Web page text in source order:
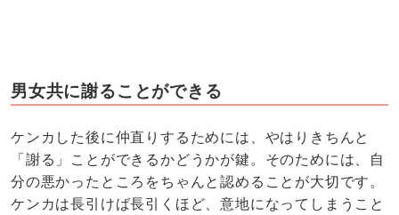
男女共に謝ることができる
ケンカした後に仲直りするためには、やはりきちんと
「謝る」ことができるかどうかが鍵。そのためには、自
分の悪かったところをちゃんと認めることが大切です。
ケンカは長引けば長引くほど、意地になってしまうこと